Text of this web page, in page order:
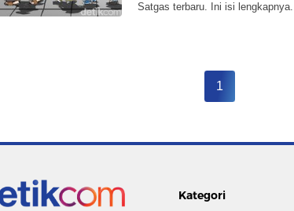
Satgas terbaru. Ini isi lengkapnya.
1
Kategori